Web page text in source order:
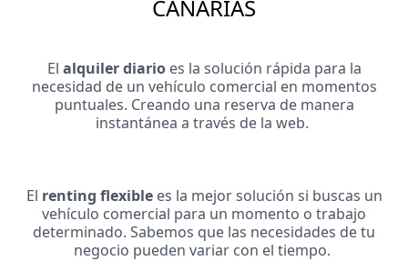
CANARIAS
El alquiler diarioes la solución rápida para la
necesidad de un vehículo comercial en momentos
puntuales. Creando una reserva de manera
instantánea a través de la web.
El renting flexiblees la mejor solución si buscas un
vehículo comercial para un momento o trabajo
determinado. Sabemos que las necesidades de tu
negocio pueden variar con el tiempo.